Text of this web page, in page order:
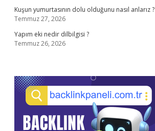
Kuşun yumurtasının dolu olduğunu nasıl anlarız ?
Temmuz 27, 2026
Yapım eki nedir dilbilgisi ?
Temmuz 26, 2026